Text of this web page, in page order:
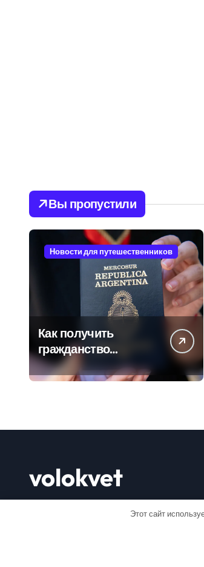
Вы пропустили
Новости для путешественников
Как получить
гражданство
Аргентины: Полное
руководство
volokvet
Этот сайт